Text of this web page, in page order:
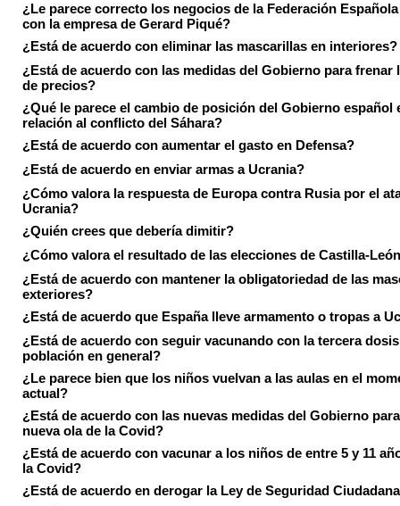
¿Le parece correcto los negocios de la Federación
con la empresa de Gerard Piqué?
¿Está de acuerdo con eliminar las mascarillas en interiores?
¿Está de acuerdo con las medidas del Gobierno para frenar
de precios?
¿Qué le parece el cambio de posición del Gobierno español
relación al conflicto del Sáhara?
¿Está de acuerdo con aumentar el gasto en Defensa?
¿Está de acuerdo en enviar armas a Ucrania?
¿Cómo valora la respuesta de Europa contra Rusia por el
Ucrania?
¿Quién crees que debería dimitir?
¿Cómo valora el resultado de las elecciones de Castilla-
¿Está de acuerdo con mantener la obligatoriedad de las
exteriores?
¿Está de acuerdo que España lleve armamento o tropas a
¿Está de acuerdo con seguir vacunando con la tercera
población en general?
¿Le parece bien que los niños vuelvan a las aulas en el
actual?
¿Está de acuerdo con las nuevas medidas del Gobierno
nueva ola de la Covid?
¿Está de acuerdo con vacunar a los niños de entre 5 y 11
la Covid?
¿Está de acuerdo en derogar la Ley de Seguridad